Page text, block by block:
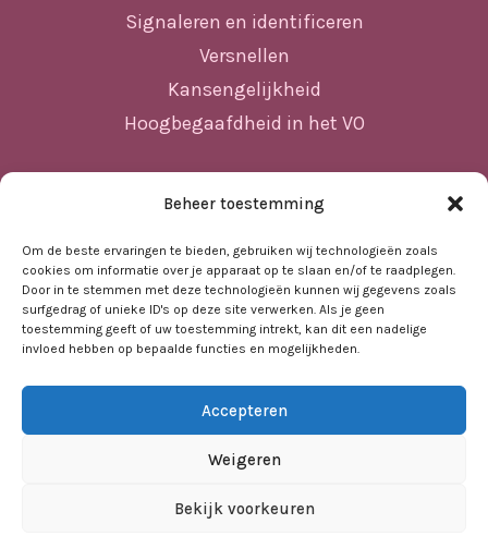
Beheer toestemming
Om de beste ervaringen te bieden, gebruiken wij technologieën zoals
cookies om informatie over je apparaat op te slaan en/of te raadplegen.
Door in te stemmen met deze technologieën kunnen wij gegevens zoals
surfgedrag of unieke ID's op deze site verwerken. Als je geen
toestemming geeft of uw toestemming intrekt, kan dit een nadelige
invloed hebben op bepaalde functies en mogelijkheden.
Accepteren
Weigeren
Bekijk voorkeuren
Signaleren en identificeren
Versnellen
Kansengelijkheid
Hoogbegaafdheid in het VO
Home
Nieuws
Agenda
Kennisbank
Sociale kaart
Over ons
Contact